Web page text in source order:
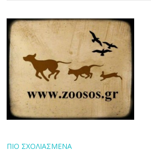
ΠΙΟ ΣΧΟΛΙΑΣΜΕΝΑ